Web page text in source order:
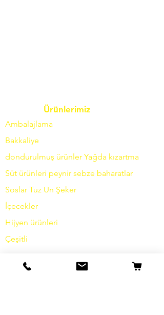
Ürünlerimiz
Ambalajlama
Bakkaliye
dondurulmuş ürünler Yağda kızartma
Süt ürünleri peynir sebze baharatlar
Soslar Tuz Un Şeker
İçecekler
Hijyen ürünleri
Çeşitli
Hikayemiz